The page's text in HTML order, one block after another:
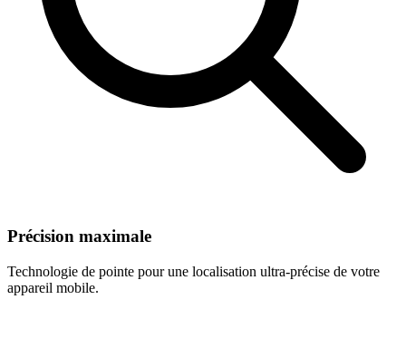
Précision maximale
Technologie de pointe pour une localisation ultra-précise de votre
appareil mobile.